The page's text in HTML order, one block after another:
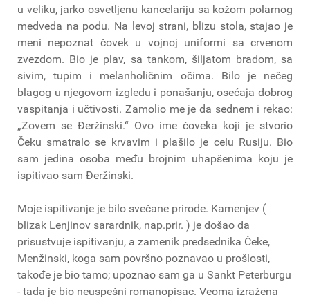
u veliku, jarko osvetljenu kancelariju sa kožom polarnog
medveda na podu. Na levoj strani, blizu stola, stajao je
meni nepoznat čovek u vojnoj uniformi sa crvenom
zvezdom. Bio je plav, sa tankom, šiljatom bradom, sa
sivim, tupim i melanholičnim očima. Bilo je nečeg
blagog u njegovom izgledu i ponašanju, osećaja dobrog
vaspitanja i učtivosti. Zamolio me je da sednem i rekao:
„Zovem se Đeržinski.“ Ovo ime čoveka koji je stvorio
Čeku smatralo se krvavim i plašilo je celu Rusiju. Bio
sam jedina osoba među brojnim uhapšenima koju je
ispitivao sam Đeržinski.
Moje ispitivanje je bilo svečane prirode. Kamenjev (
blizak Lenjinov sarardnik, nap.prir. ) je došao da
prisustvuje ispitivanju, a zamenik predsednika Čeke,
Menžinski, koga sam površno poznavao u prošlosti,
takođe je bio tamo; upoznao sam ga u Sankt Peterburgu
- tada je bio neuspešni romanopisac. Veoma izražena